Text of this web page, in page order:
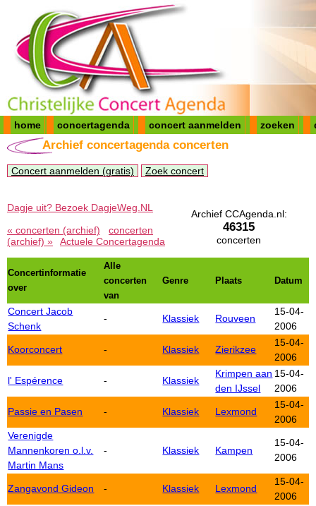
home concertagenda concert aanmelden zoeken
Archief concertagenda concerten
Concert aanmelden (gratis) Zoek concert
Archief CCAgenda.nl:
46315
concerten
Dagje uit? Bezoek DagjeWeg.NL
« concerten (archief)
concerten
(archief) »
Actuele Concertagenda
Concertinformatie
over
Alle
concerten
van
Genre Plaats Datum
Concert Jacob
Schenk
- Klassiek Rouveen
15-04-
2006
Koorconcert - Klassiek Zierikzee
15-04-
2006
l' Espérence - Klassiek
Krimpen aan
den IJssel
15-04-
2006
Passie en Pasen - Klassiek Lexmond
15-04-
2006
Verenigde
Mannenkoren o.l.v.
Martin Mans
- Klassiek Kampen
15-04-
2006
Zangavond Gideon - Klassiek Lexmond
15-04-
2006